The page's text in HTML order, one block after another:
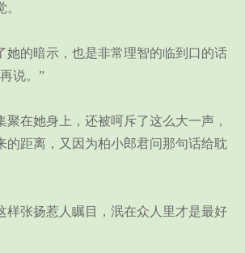
的暗示，也是非常理智的临到口的话
说。”
在她身上，还被呵斥了这么大一声，
的距离，又因为柏小郎君问那句话给耽
张扬惹人瞩目，泯在众人里才是最好